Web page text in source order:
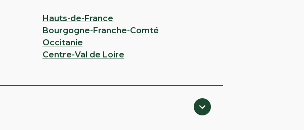
Hauts-de-France
Bourgogne-Franche-Comté
Occitanie
Centre-Val de Loire